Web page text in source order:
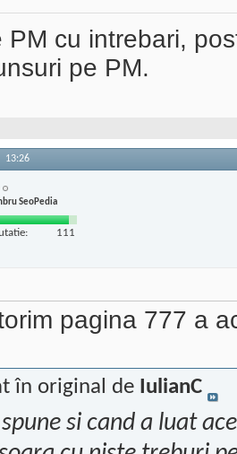
PM cu intrebari,
pe PM.
13:26
SeoPedia
111
pagina 777 a
în original de IulianC
si cand a luat